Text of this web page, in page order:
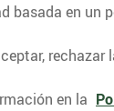
basada en un
en la